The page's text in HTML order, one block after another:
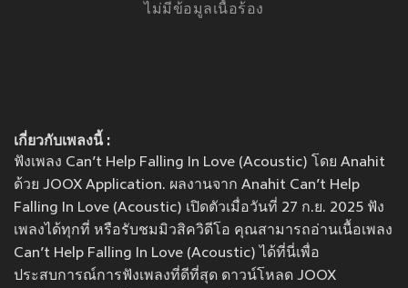
ไม่มีข้อมูลเนื้อร้อง
เกี่ยวกับเพลงนี้ :
ฟังเพลง Can’t Help Falling In Love (Acoustic) โดย Anahit
ด้วย JOOX Application. ผลงานจาก Anahit Can’t Help
Falling In Love (Acoustic) เปิดตัวเมื่อวันที่ 27 ก.ย. 2025 ฟัง
เพลงได้ทุกที่ หรือรับชมมิวสิควิดีโอ คุณสามารถอ่านเนื้อเพลง
Can’t Help Falling In Love (Acoustic) ได้ที่นี่เพื่อ
ประสบการณ์การฟังเพลงที่ดีที่สุด ดาวน์โหลด JOOX